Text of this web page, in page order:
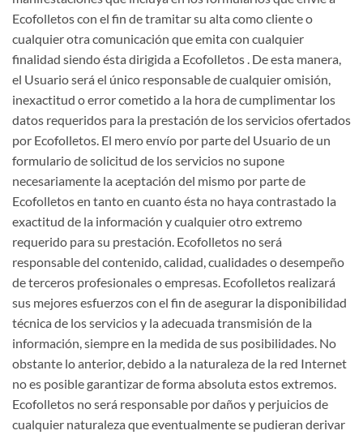
Ecofolletos con el fin de tramitar su alta como cliente o
cualquier otra comunicación que emita con cualquier
finalidad siendo ésta dirigida a Ecofolletos . De esta manera,
el Usuario será el único responsable de cualquier omisión,
inexactitud o error cometido a la hora de cumplimentar los
datos requeridos para la prestación de los servicios ofertados
por Ecofolletos. El mero envío por parte del Usuario de un
formulario de solicitud de los servicios no supone
necesariamente la aceptación del mismo por parte de
Ecofolletos en tanto en cuanto ésta no haya contrastado la
exactitud de la información y cualquier otro extremo
requerido para su prestación. Ecofolletos no será
responsable del contenido, calidad, cualidades o desempeño
de terceros profesionales o empresas. Ecofolletos realizará
sus mejores esfuerzos con el fin de asegurar la disponibilidad
técnica de los servicios y la adecuada transmisión de la
información, siempre en la medida de sus posibilidades. No
obstante lo anterior, debido a la naturaleza de la red Internet
no es posible garantizar de forma absoluta estos extremos.
Ecofolletos no será responsable por daños y perjuicios de
cualquier naturaleza que eventualmente se pudieran derivar